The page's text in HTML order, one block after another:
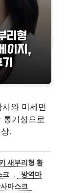
와 미세먼
통기성으로
.
새부리형 황
크 ,
방역마
마스크